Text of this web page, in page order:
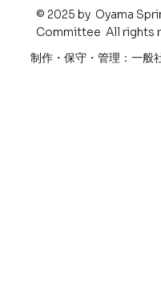
© 2025 by Oyama
Committee All rights
制作・保守・管理：一